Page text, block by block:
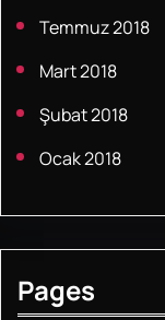
Temmuz 2018
Mart 2018
Şubat 2018
Ocak 2018
Pages